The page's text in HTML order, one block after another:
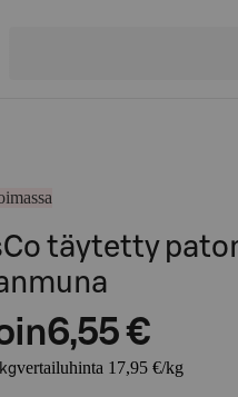
täytetty
6,55 €
vertailuhinta 17,95 €/kg